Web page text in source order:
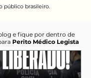
público brasileiro.
e fique por dentro de
Perito Médico Legista